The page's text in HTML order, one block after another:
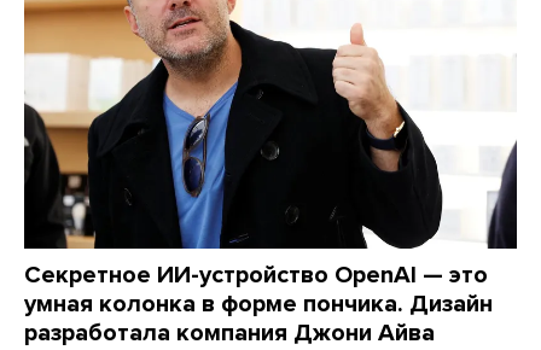
Секретное ИИ-устройство OpenAI — это
умная колонка в форме пончика. Дизайн
разработала компания Джони Айва